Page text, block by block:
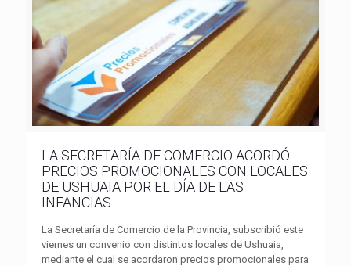
LA SECRETARÍA DE COMERCIO ACORDÓ
PRECIOS PROMOCIONALES CON LOCALES
DE USHUAIA POR EL DÍA DE LAS
INFANCIAS
La Secretaría de Comercio de la Provincia, subscribió este
viernes un convenio con distintos locales de Ushuaia,
mediante el cual se acordaron precios promocionales para